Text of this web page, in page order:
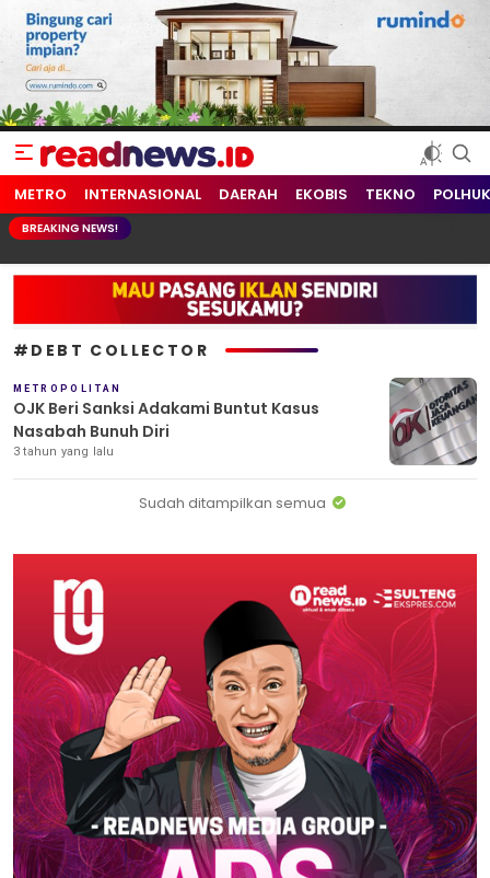
readnews.id
Berita Terkini, Update Terbaru Hari ini dari Indonesia dan Dunia
METRO INTERNASIONAL DAERAH EKOBIS TEKNO
BREAKING NEWS!
#DEBT COLLECTOR
METROPOLITAN
OJK Beri Sanksi Adakami Buntut Kasus
Nasabah Bunuh Diri
3 tahun yang lalu
Sudah ditampilkan semua